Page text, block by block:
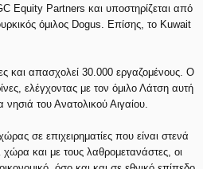
Equity Partners και υποστηρίζεται από
όμιλος Dogus. Επίσης, το Kuwait
και απασχολεί 30.000 εργαζομένους. Ο
ελέγχοντας με τον όμιλο Λάτση αυτή
του Ανατολικού Αιγαίου.
σε επιχειρηματίες που είναι στενά
και με τους λαθρομετανάστες, οι